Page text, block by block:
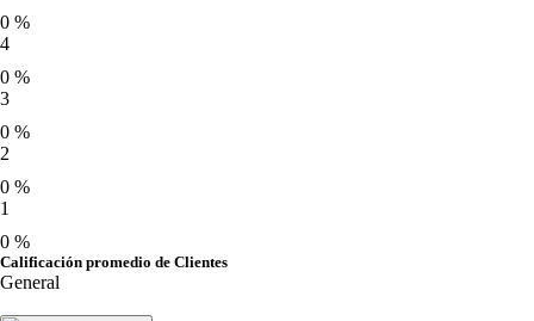
0 %
4
0 %
3
0 %
2
0 %
1
0 %
Calificación promedio de Clientes
General